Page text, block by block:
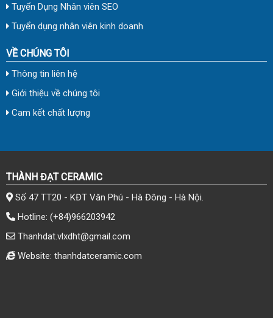
Tuyển Dụng Nhân viên SEO
Tuyển dụng nhân viên kinh doanh
VỀ CHÚNG TÔI
Thông tin liên hệ
Giới thiệu về chúng tôi
Cam kết chất lượng
THÀNH ĐẠT CERAMIC
Số 47 TT20 - KĐT Văn Phú - Hà Đông - Hà Nội.
Hotline: (+84)966203942
Thanhdat.vlxdht@gmail.com
Website: thanhdatceramic.com